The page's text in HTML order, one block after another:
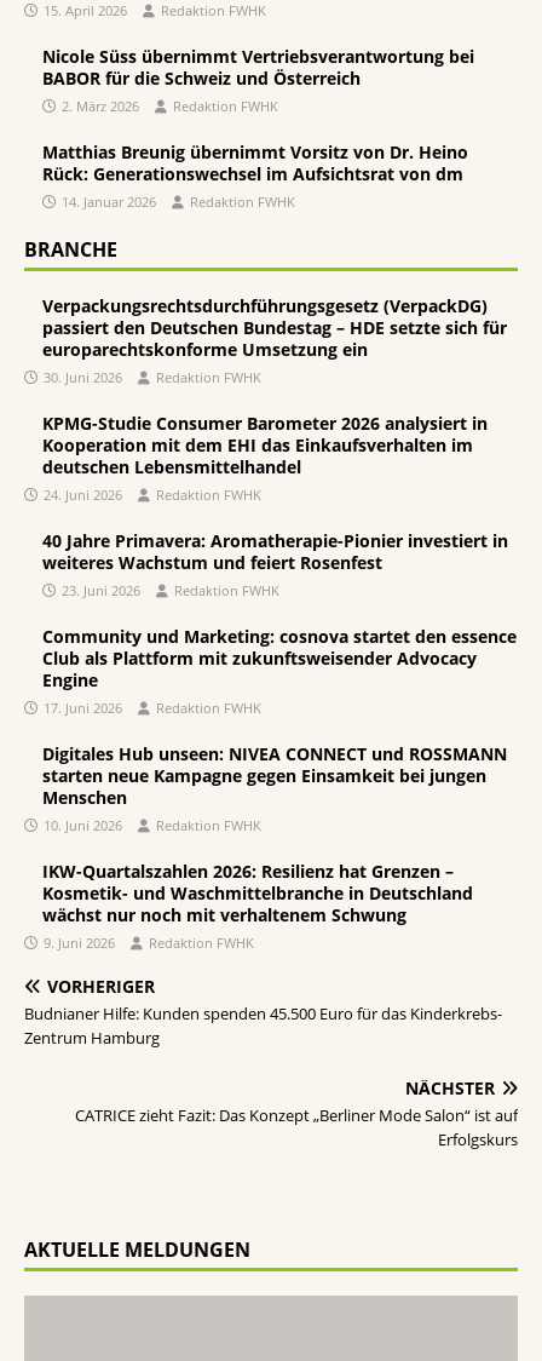
15. April 2026 Redaktion FWHK
Nicole Süss übernimmt Vertriebsverantwortung bei
BABOR für die Schweiz und Österreich
2. März 2026 Redaktion FWHK
Matthias Breunig übernimmt Vorsitz von Dr. Heino
Rück: Generationswechsel im Aufsichtsrat von dm
14. Januar 2026 Redaktion FWHK
BRANCHE
Verpackungsrechtsdurchführungsgesetz (VerpackDG)
passiert den Deutschen Bundestag – HDE setzte sich für
europarechtskonforme Umsetzung ein
30. Juni 2026 Redaktion FWHK
KPMG-Studie Consumer Barometer 2026 analysiert in
Kooperation mit dem EHI das Einkaufsverhalten im
deutschen Lebensmittelhandel
24. Juni 2026 Redaktion FWHK
40 Jahre Primavera: Aromatherapie-Pionier investiert in
weiteres Wachstum und feiert Rosenfest
23. Juni 2026 Redaktion FWHK
Community und Marketing: cosnova startet den essence
Club als Plattform mit zukunftsweisender Advocacy
Engine
17. Juni 2026 Redaktion FWHK
Digitales Hub unseen: NIVEA CONNECT und ROSSMANN
starten neue Kampagne gegen Einsamkeit bei jungen
Menschen
10. Juni 2026 Redaktion FWHK
IKW-Quartalszahlen 2026: Resilienz hat Grenzen –
Kosmetik- und Waschmittelbranche in Deutschland
wächst nur noch mit verhaltenem Schwung
9. Juni 2026 Redaktion FWHK
VORHERIGER
Budnianer Hilfe: Kunden spenden 45.500 Euro für das Kinderkrebs-
Zentrum Hamburg
NÄCHSTER
CATRICE zieht Fazit: Das Konzept „Berliner Mode Salon“ ist auf
Erfolgskurs
AKTUELLE MELDUNGEN